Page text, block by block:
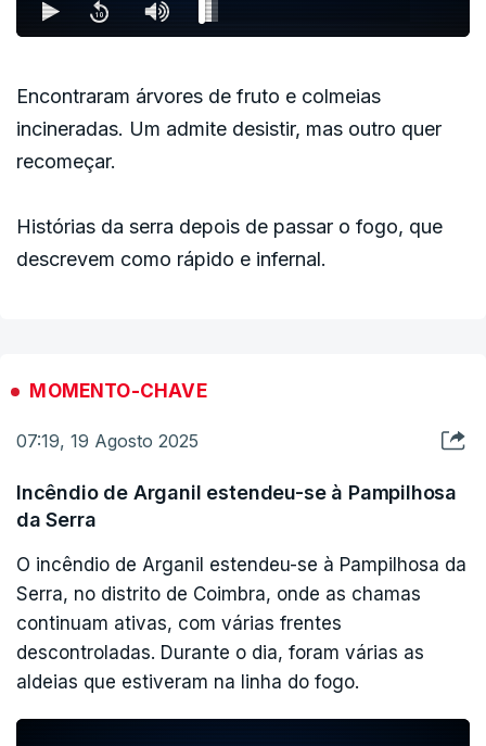
Encontraram árvores de fruto e colmeias
incineradas. Um admite desistir, mas outro quer
recomeçar.
Histórias da serra depois de passar o fogo, que
descrevem como rápido e infernal.
MOMENTO-CHAVE
07:19, 19 Agosto 2025
Incêndio de Arganil estendeu-se à Pampilhosa
da Serra
O incêndio de Arganil estendeu-se à Pampilhosa da
Serra, no distrito de Coimbra, onde as chamas
continuam ativas, com várias frentes
descontroladas. Durante o dia, foram várias as
aldeias que estiveram na linha do fogo.